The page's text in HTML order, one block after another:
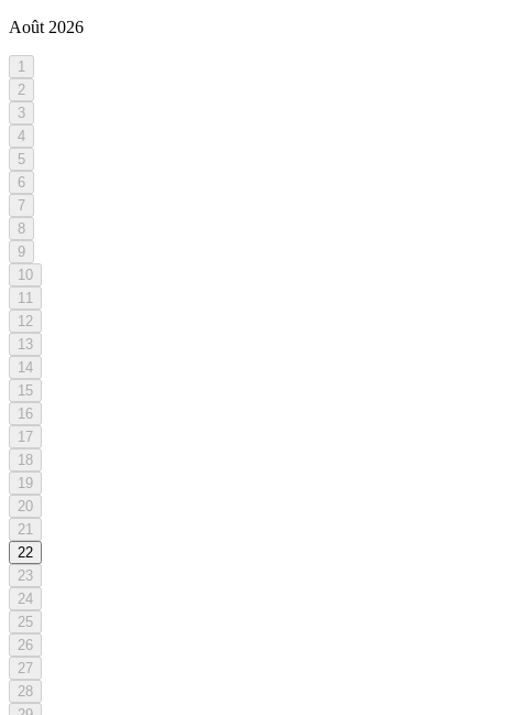
Août 2026
1
2
3
4
5
6
7
8
9
10
11
12
13
14
15
16
17
18
19
20
21
22
23
24
25
26
27
28